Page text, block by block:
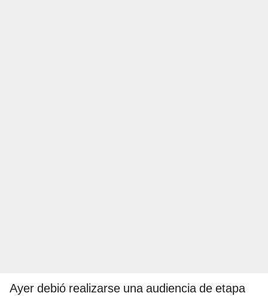
Ayer debió realizarse una audiencia de etapa